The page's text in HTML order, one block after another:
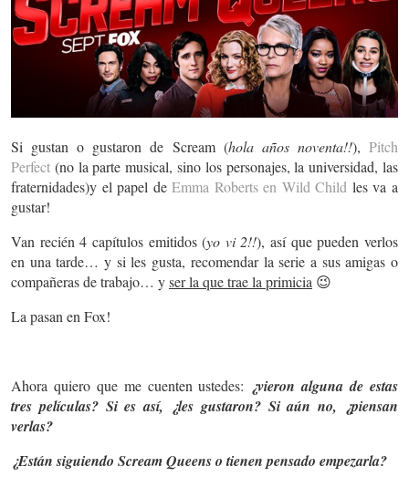
Si gustan o gustaron de Scream (hola años noventa!!),Pitch
Perfect (no la parte musical, sino los personajes, la universidad, las
fraternidades)y el papel deEmma Roberts en Wild Child les va a
gustar!
Van recién 4 capítulos emitidos (yo vi 2!!), así que pueden verlos
en una tarde… y si les gusta, recomendar la serie a sus amigas o
compañeras de trabajo… yser la que trae la primicia 😉
La pasan en Fox!
Ahora quiero que me cuenten ustedes: ¿vieron alguna de estas
tres películas? Si es así, ¿les gustaron? Si aún no, ¿piensan
verlas?
¿Están siguiendo Scream Queens o tienen pensado empezarla?